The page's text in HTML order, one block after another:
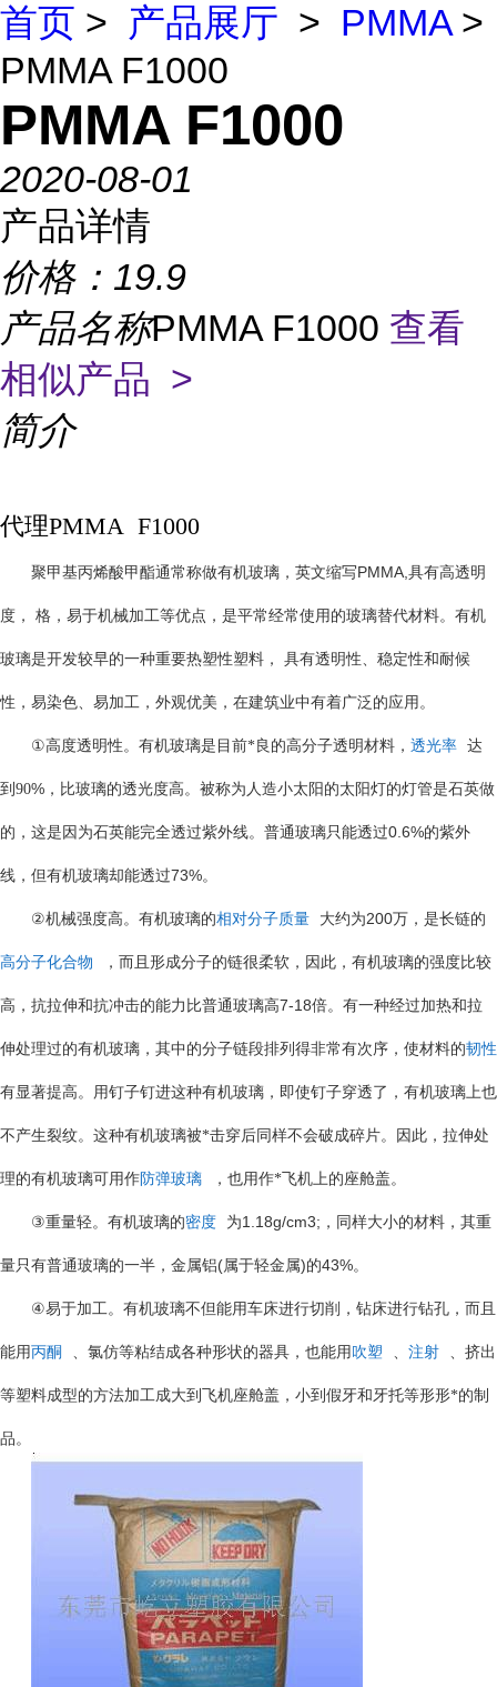
首页 > 产品展厅 > PMMA >
PMMA F1000
PMMA F1000
2020-08-01
产品详情
价格： 19.9
产品名称PMMA F1000 查看
相似产品 >
简介
代理PMMA F1000
聚甲基丙烯酸甲酯通常称做有机玻璃，英文缩写PMMA, 具有高透明
度， 格，易于机械加工等优点，是平常经常使用的玻璃替代材料。有机
玻璃是开发较早的一种重要热塑性塑料， 具有透明性、稳定性和耐候
性，易染色、易加工，外观优美，在建筑业中有着广泛的应用。
①高度透明性。有机玻璃是目前*良的高分子透明材料， 透光率 达
到 90% ，比玻璃的透光度高。被称为人造小太阳的太阳灯的灯管是石英做
的，这是因为石英能完全透过紫外线。普通玻璃只能透过0.6%的紫外
线，但有机玻璃却能透过73%。
②机械强度高。有机玻璃的相对分子质量 大约为200万，是长链的
高分子化合物 ，而且形成分子的链很柔软，因此，有机玻璃的强度比较
高，抗拉伸和抗冲击的能力比普通玻璃高7-18倍。有一种经过加热和拉
伸处理过的有机玻璃，其中的分子链段排列得非常有次序，使材料的韧性
有显著提高。用钉子钉进这种有机玻璃，即使钉子穿透了，有机玻璃上也
不产生裂纹。这种有机玻璃被*击穿后同样不会破成碎片。因此，拉伸处
理的有机玻璃可用作防弹玻璃 ，也用作*飞机上的座舱盖。
③重量轻。有机玻璃的密度 为1.18g/cm3; ，同样大小的材料，其重
量只有普通玻璃的一半，金属铝(属于轻金属)的43%。
④易于加工。有机玻璃不但能用车床进行切削，钻床进行钻孔，而且
能用丙酮 、氯仿等粘结成各种形状的器具，也能用 吹塑 、 注射 、挤出
等塑料成型的方法加工成大到飞机座舱盖，小到假牙和牙托等形形*的制
品。